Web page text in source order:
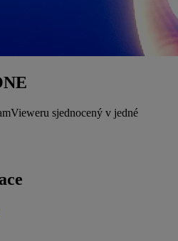
sjednocený v jedné